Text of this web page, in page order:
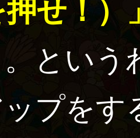
押せ！）
という
プをす